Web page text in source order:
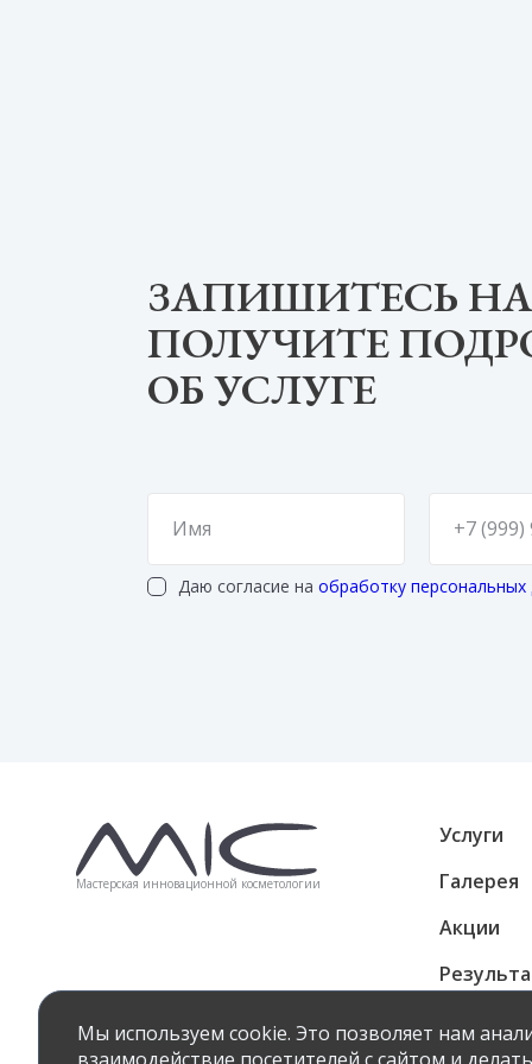
ЗАПИШИТЕСЬ
ПОЛУЧИТЕ
ОБ УСЛУГЕ
Даю согласие на обработку персональных
Мастерская инновационной косметологии
Услуги
Галерея
Акции
Мы используем cookie. Это позволяет нам